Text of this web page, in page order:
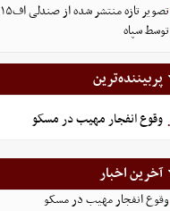
توسط سپاه
پربیننده‌ترین
وقوع انفجار مهیب در مسکو
آخرین اخبار
وقوع انفجار مهیب در مسکو